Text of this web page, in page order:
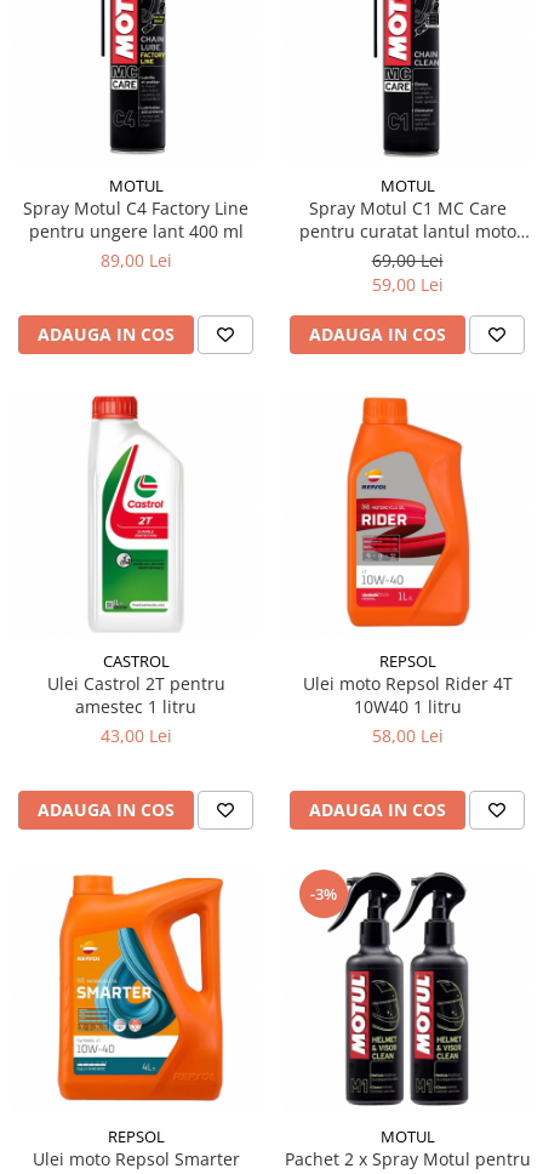
MOTUL
Spray Motul C4 Factory Line
pentru ungere lant 400 ml
89,00 Lei
ADAUGA IN COS
MOTUL
Spray Motul C1 MC Care
pentru curatat lantul moto
400 ml
69,00 Lei
59,00 Lei
ADAUGA IN COS
CASTROL
Ulei Castrol 2T pentru
amestec 1 litru
43,00 Lei
ADAUGA IN COS
REPSOL
Ulei moto Repsol Rider 4T
10W40 1 litru
58,00 Lei
ADAUGA IN COS
REPSOL
Ulei moto Repsol Smarter
-3%
MOTUL
Pachet 2 x Spray Motul pentru